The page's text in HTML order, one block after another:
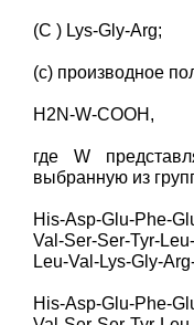
(C ) Lys-Gly-Arg;
(с) производное
H2N-W-COOH,
где W
выбранную из
His-Asp-Glu-Phe-
Val-Ser-Ser-Tyr-
Leu-Val-Lys-Gly-
His-Asp-Glu-Phe-